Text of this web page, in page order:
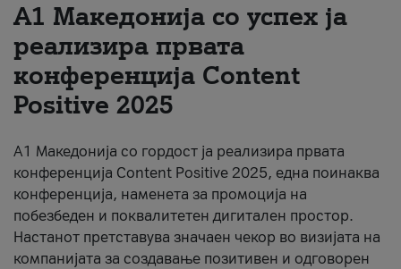
#ПодобарОнлајн
А1 Македонија со успех ја
реализира првата
конференција Content
Positive 2025
А1 Македонија со гордост ја реализира првата
конференција Content Positive 2025, една поинаква
конференција, наменета за промоција на
побезбеден и поквалитетен дигитален простор.
Настанот претставува значаен чекор во визијата на
компанијата за создавање позитивен и одговорен